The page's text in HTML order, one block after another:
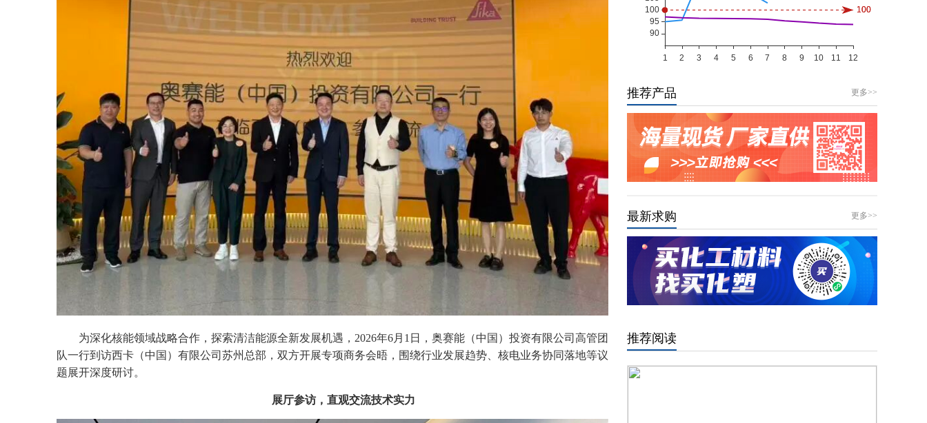
为深化核能领域战略合作，探索清洁能源全新发展机遇，2026年6月1日，奥赛能（中国）投资有限公司高管团
队一行到访西卡（中国）有限公司苏州总部，双方开展专项商务会晤，围绕行业发展趋势、核电业务协同落地等议
题展开深度研讨。
展厅参访，直观交流技术实力
推荐产品 更多>>
最新求购 更多>>
推荐阅读